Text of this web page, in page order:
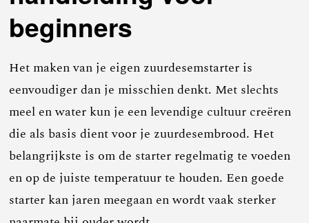
beginners
Het maken van je eigen zuurdesemstarter is
eenvoudiger dan je misschien denkt. Met slechts
meel en water kun je een levendige cultuur creëren
die als basis dient voor je zuurdesembrood. Het
belangrijkste is om de starter regelmatig te voeden
en op de juiste temperatuur te houden. Een goede
starter kan jaren meegaan en wordt vaak sterker